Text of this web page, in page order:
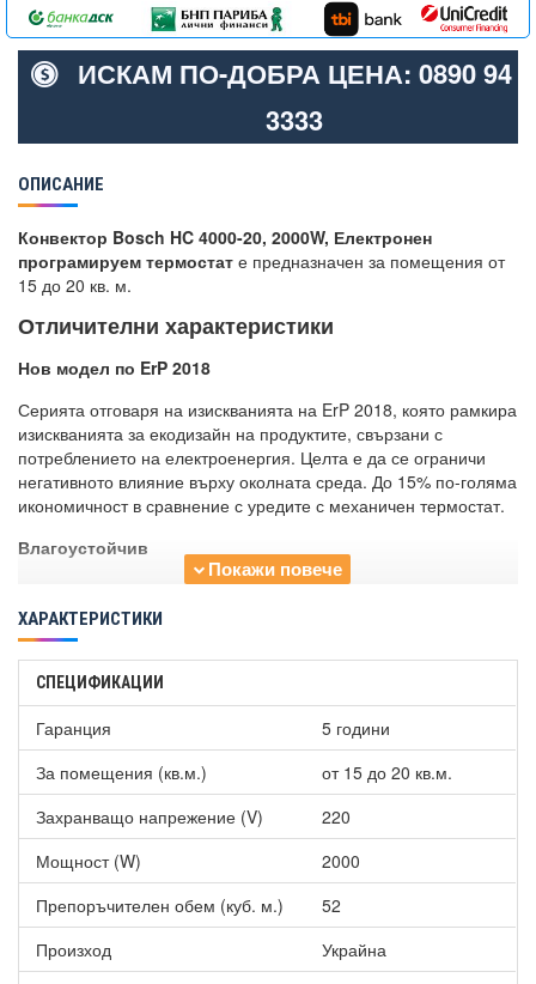
ИСКАМ ПО-ДОБРА ЦЕНА: 0890 94
3333
ОПИСАНИЕ
Конвектор Bosch HC 4000-20, 2000W, Електронен
програмируем термостат е предназначен за помещения от
15 до 20 кв. м.
Отличителни характеристики
Нов модел по ErP 2018
Серията отговаря на изискванията на ErP 2018, която рамкира
изискванията за екодизайн на продуктите, свързани с
потреблението на електроенергия. Целта е да се ограничи
негативното влияние върху околната среда. До 15% по-голяма
икономичност в сравнение с уредите с механичен термостат.
Влагоустойчив
Подходящ е за монтаж в бани и мокри помещения, тъй като
притежава влагоустойчивост IP24. Издържа на водни пари и
пръски.
Електронно регулиране на температурата в помещението
На дисплей се показва LED индикация за желаната и текуща
температура.
Седмична програма
Индивидуални нужди и еко режим могат да се зададат със
седмичната програма.
Таймер
програмируем термостат
притежава таймер за прекъсване
ХАРАКТЕРИСТИКИ
СПЕЦИФИКАЦИИ
Гаранция
5 години
За помещения (кв.м.)
от 15 до 20 кв.м.
Захранващо напрежение (V)
220
Мощност (W)
2000
Препоръчителен обем (куб. м.)
52
Произход
Украйна